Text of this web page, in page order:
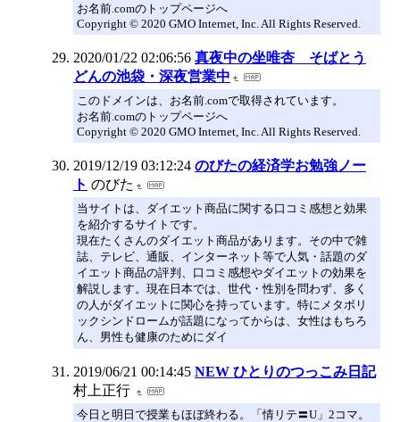
お名前.comのトップページへ
Copyright © 2020 GMO Internet, Inc. All Rights Reserved.
2020/01/22 02:06:56 真夜中の坐唯杏 そばとう
どんの池袋・深夜営業中
このドメインは、お名前.comで取得されています。
お名前.comのトップページへ
Copyright © 2020 GMO Internet, Inc. All Rights Reserved.
2019/12/19 03:12:24 のびたの経済学お勉強ノー
ト のびた
当サイトは、ダイエット商品に関する口コミ感想と効果
を紹介するサイトです。
現在たくさんのダイエット商品があります。その中で雑
誌、テレビ、通販、インターネット等で人気・話題のダ
イエット商品の評判、口コミ感想やダイエットの効果を
解説します。現在日本では、世代・性別を問わず、多く
の人がダイエットに関心を持っています。特にメタボリ
ックシンドロームが話題になってからは、女性はもちろ
ん、男性も健康のためにダイ
2019/06/21 00:14:45 NEW ひとりのつっこみ日記
村上正行
今日と明日で授業もほぼ終わる。「情リテ〓U」2コマ。